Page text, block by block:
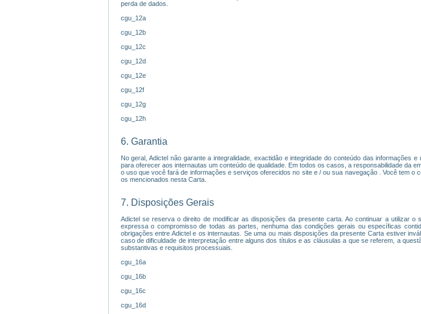
perda de dados.
cgu_12a
cgu_12b
cgu_12c
cgu_12d
cgu_12e
cgu_12f
cgu_12g
cgu_12h
6. Garantia
No geral, Adictel não garante a integralidade, exactidão e integridade do conteúdo das
para oferecer aos internautas um conteúdo de qualidade. Em todos os casos, a responsabilidade da
o uso que você fará de informações e serviços oferecidos no site e / ou sua navegação . Você tem
os mencionados nesta Carta.
7. Disposições Gerais
Adictel se reserva o direito de modificar as disposições da presente carta. Ao continuar a utilizar
expressa o compromisso de todas as partes, nenhuma das condições gerais ou específicas
obrigações entre Adictel e os internautas. Se uma ou mais disposições da presente Carta estiver
caso de dificuldade de interpretação entre alguns dos títulos e as cláusulas a que se referem, a
substantivas e requisitos processuais.
cgu_16a
cgu_16b
cgu_16c
cgu_16d